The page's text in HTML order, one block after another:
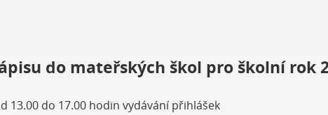
do mateřských škol pro školní rok
13.00 do 17.00 hodin vydávání přihlášek